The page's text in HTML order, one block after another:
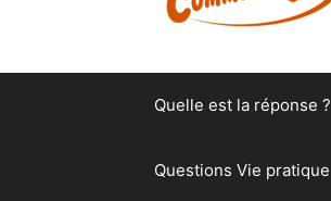
Quelle est la réponse ?
Questions Vie pratique